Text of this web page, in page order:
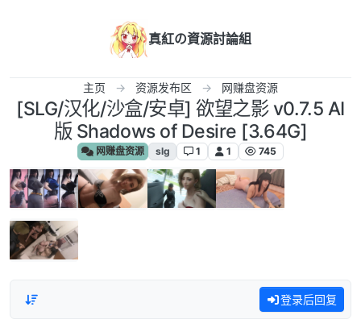
真紅の資源討論組
主页 资源发布区 网赚盘资源
[SLG/汉化/沙盒/安卓] 欲望之影 v0.7.5 AI
版 Shadows of Desire [3.64G]
网赚盘资源 slg 1 1 745
登录后回复